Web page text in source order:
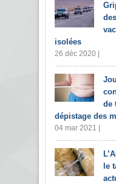
isolées
26 déc 2020 |
de
dépistage des
04 mar 2021 |
le